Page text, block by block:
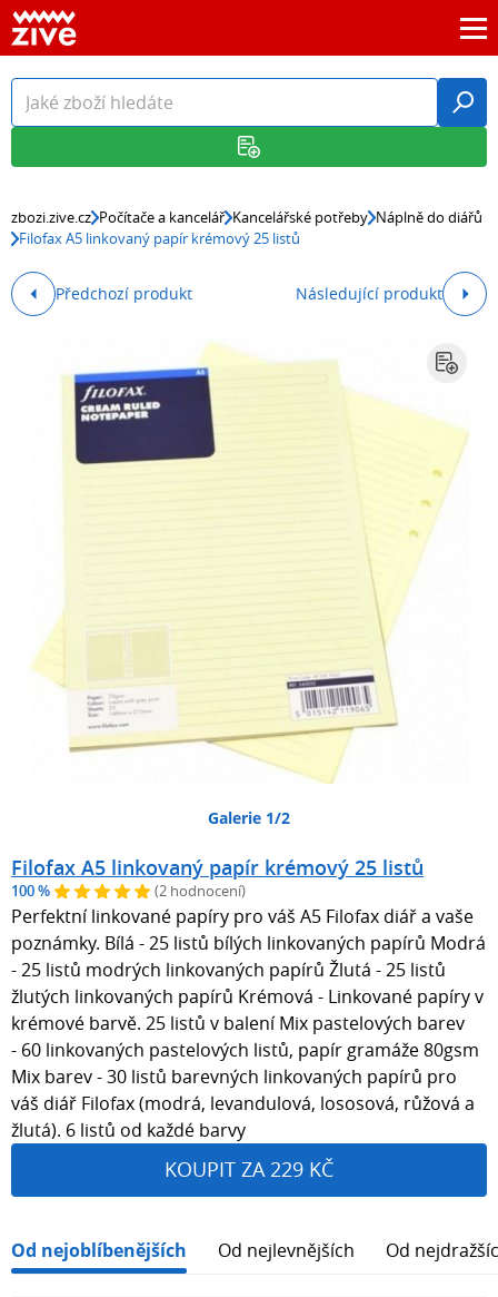
zbozi.zive.cz Počítače a kancelář Kancelářské potřeby Náplně do diářů
Filofax A5 linkovaný papír krémový 25 listů
Předchozí produkt Následující produkt
Galerie 1/2
Filofax A5 linkovaný papír krémový 25 listů
100 % (2 hodnocení)
Perfektní linkované papíry pro váš A5 Filofax diář a vaše
poznámky. Bílá - 25 listů bílých linkovaných papírů Modrá
- 25 listů modrých linkovaných papírů Žlutá - 25 listů
žlutých linkovaných papírů Krémová - Linkované papíry v
krémové barvě. 25 listů v balení Mix pastelových barev
- 60 linkovaných pastelových listů, papír gramáže 80gsm
Mix barev - 30 listů barevných linkovaných papírů pro
váš diář Filofax (modrá, levandulová, lososová, růžová a
žlutá). 6 listů od každé barvy
KOUPIT ZA 229 KČ
Od nejoblíbenějších Od nejlevnějších Od